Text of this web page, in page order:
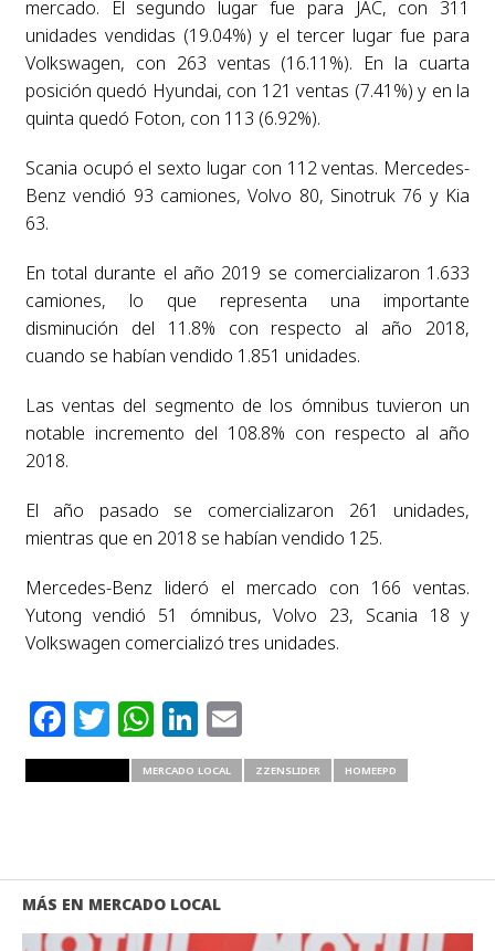
mercado. El segundo lugar fue para JAC, con 311
unidades vendidas (19.04%) y el tercer lugar fue para
Volkswagen, con 263 ventas (16.11%). En la cuarta
posición quedó Hyundai, con 121 ventas (7.41%) y en la
quinta quedó Foton, con 113 (6.92%).
Scania ocupó el sexto lugar con 112 ventas. Mercedes-
Benz vendió 93 camiones, Volvo 80, Sinotruk 76 y Kia
63.
En total durante el año 2019 se comercializaron 1.633
camiones, lo que representa una importante
disminución del 11.8% con respecto al año 2018,
cuando se habían vendido 1.851 unidades.
Las ventas del segmento de los ómnibus tuvieron un
notable incremento del 108.8% con respecto al año
2018.
El año pasado se comercializaron 261 unidades,
mientras que en 2018 se habían vendido 125.
Mercedes-Benz lideró el mercado con 166 ventas.
Yutong vendió 51 ómnibus, Volvo 23, Scania 18 y
Volkswagen comercializó tres unidades.
Facebook
Twitter
WhatsApp
LinkedIn
Email
MERCADO LOCAL ZZENSLIDER HOMEEPD
MÁS EN MERCADO LOCAL